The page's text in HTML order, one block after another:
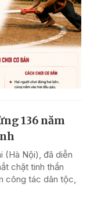
136 năm
(Hà Nội), đã diễn
chặt tinh thần
công tác dân tộc,